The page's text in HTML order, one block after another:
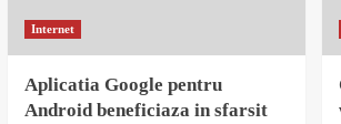
Internet
Aplicatia Google pentru
Android beneficiaza in sfarsit